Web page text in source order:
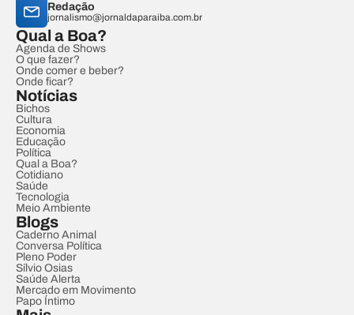
Redação
jornalismo@jornaldaparaiba.com.br
Qual a Boa?
Agenda de Shows
O que fazer?
Onde comer e beber?
Onde ficar?
Notícias
Bichos
Cultura
Economia
Educação
Política
Qual a Boa?
Cotidiano
Saúde
Tecnologia
Meio Ambiente
Blogs
Caderno Animal
Conversa Política
Pleno Poder
Sílvio Osias
Saúde Alerta
Mercado em Movimento
Papo Íntimo